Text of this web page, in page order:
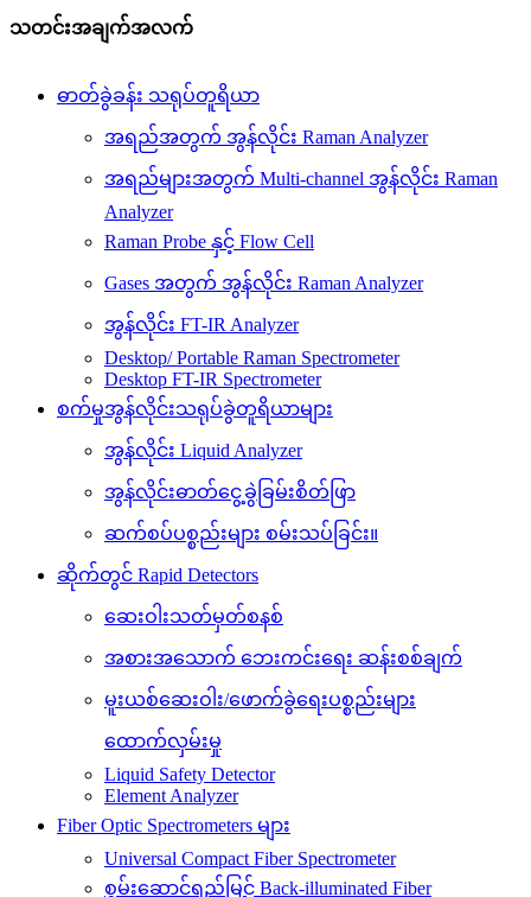
သတင်းအချက်အလက်
ဓာတ်ခွဲခန်း သရုပ်တူရိယာ
အရည်အတွက် အွန်လိုင်း Raman Analyzer
အရည်များအတွက် Multi-channel အွန်လိုင်း Raman
Analyzer
Raman Probe နှင့် Flow Cell
Gases အတွက် အွန်လိုင်း Raman Analyzer
အွန်လိုင်း FT-IR Analyzer
Desktop/ Portable Raman Spectrometer
Desktop FT-IR Spectrometer
စက်မှုအွန်လိုင်းသရုပ်ခွဲတူရိယာများ
အွန်လိုင်း Liquid Analyzer
အွန်လိုင်းဓာတ်ငွေ့ခွဲခြမ်းစိတ်ဖြာ
ဆက်စပ်ပစ္စည်းများ စမ်းသပ်ခြင်း။
ဆိုက်တွင် Rapid Detectors
ဆေးဝါးသတ်မှတ်စနစ်
အစားအသောက် ဘေးကင်းရေး ဆန်းစစ်ချက်
မူးယစ်ဆေးဝါး/ဖောက်ခွဲရေးပစ္စည်းများ
ထောက်လှမ်းမှု
Liquid Safety Detector
Element Analyzer
Fiber Optic Spectrometers များ
Universal Compact Fiber Spectrometer
စွမ်းဆောင်ရည်မြင့် Back-illuminated Fiber